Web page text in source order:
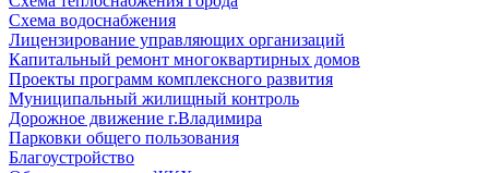
Схема водоснабжения
Лицензирование управляющих организаций
Капитальный ремонт многоквартирных домов
Проекты программ комплексного развития
Муниципальный жилищный контроль
Дорожное движение г.Владимира
Парковки общего пользования
Благоустройство